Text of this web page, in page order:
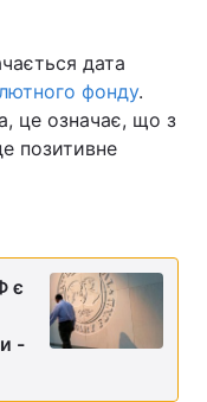
дата
фонду.
це означає, що з
позитивне
є
-